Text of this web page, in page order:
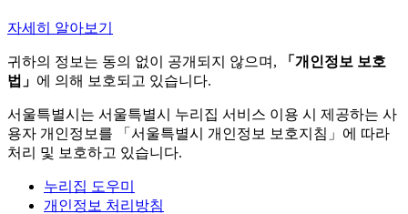
자세히 알아보기
귀하의 정보는 동의 없이 공개되지 않으며,
「개인정보 보호
법」 에 의해 보호되고 있습니다.
서울특별시는 서울특별시 누리집 서비스 이용 시 제공하는 사
용자 개인정보를 「서울특별시 개인정보 보호지침」에 따라
처리 및 보호하고 있습니다.
누리집 도우미
개인정보 처리방침